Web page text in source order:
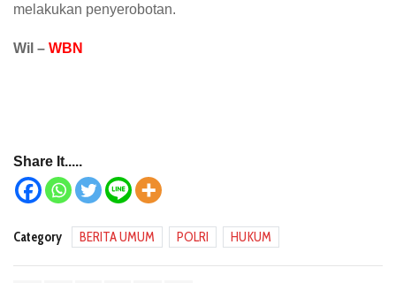
melakukan penyerobotan.
Wil – WBN
Share It.....
Category BERITA UMUM POLRI HUKUM